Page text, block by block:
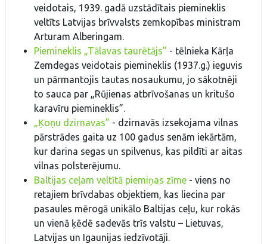
veidotais, 1939. gadā uzstādītais piemineklis
veltīts Latvijas brīvvalsts zemkopības ministram
Arturam Alberingam.
Piemineklis „Tālavas taurētājs” - tēlnieka Kārļa
Zemdegas veidotais piemineklis (1937.g.) ieguvis
un pārmantojis tautas nosaukumu, jo sākotnēji
to sauca par „Rūjienas atbrīvošanas un kritušo
karavīru piemineklis”.
„Ķoņu dzirnavas” - dzirnavās izsekojama vilnas
pārstrādes gaita uz 100 gadus senām iekārtām,
kur darina segas un spilvenus, kas pildīti ar aitas
vilnas polsterējumu.
Baltijas ceļam veltītā piemiņas zīme - viens no
retajiem brīvdabas objektiem, kas liecina par
pasaules mērogā unikālo Baltijas ceļu, kur rokās
un vienā ķēdē sadevās trīs valstu – Lietuvas,
Latvijas un Igaunijas iedzīvotāji.